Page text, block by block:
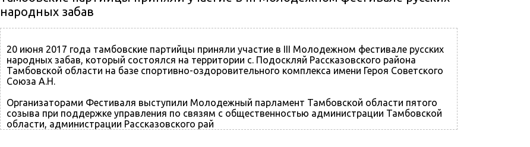
народных забав
20 июня 2017 года тамбовские партийцы приняли участие в III Молодежном фестивале русских
народных забав, который состоялся на территории с. Подоскляй Рассказовского района
Тамбовской области на базе спортивно-оздоровительного комплекса имени Героя Советского
Союза А.Н.
Организаторами Фестиваля выступили Молодежный парламент Тамбовской области пятого
созыва при поддержке управления по связям с общественностью администрации Тамбовской
области, администрации Рассказовского рай